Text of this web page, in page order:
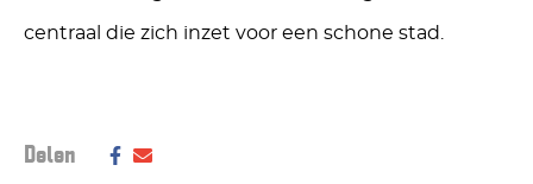
centraal die zich inzet voor een schone stad.
Delen DeelDelen